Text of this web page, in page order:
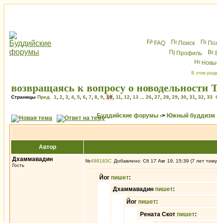
FAQ Поиск
Профиль
В этом
возвращаясь к вопросу о новодельности
Страницы Пред. 1 2 3 4 5 6 7 8 9 10 11 12 13 26 27 28 29 30 31 32 33
Буддийские форумы -> Южный буддизм
Автор
Дхаммавадин
Гость
№498183 Добавлено: Сб 17 Авг 19, 15:39 (7 лет
Йог пишет:
Дхаммавадин пишет:
Йог пишет:
Рената Скот пишет: